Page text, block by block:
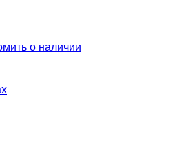
о наличии